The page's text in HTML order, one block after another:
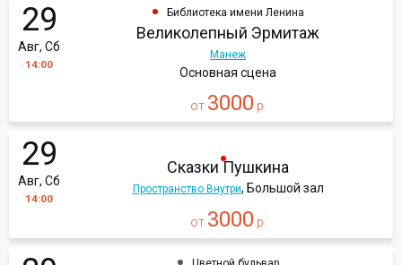
29
Авг, Сб
14:00
Библиотека имени Ленина
Великолепный Эрмитаж
Манеж
Основная сцена
от 3000 р.
29
Авг, Сб
14:00
Сказки Пушкина
Пространство Внутри, Большой зал
от 3000 р.